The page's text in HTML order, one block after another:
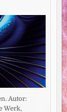
Autor:
Werk,